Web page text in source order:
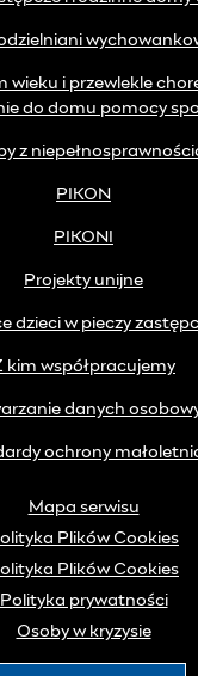
wieku i przewlekle
do domu pomocy
z
PIKON
PIKONI
Projekty unijne
dzieci w pieczy
kim współpracujemy
danych
ochrony
Mapa serwisu
Plików Cookies
Plików Cookies
Polityka prywatności
Osoby w kryzysie